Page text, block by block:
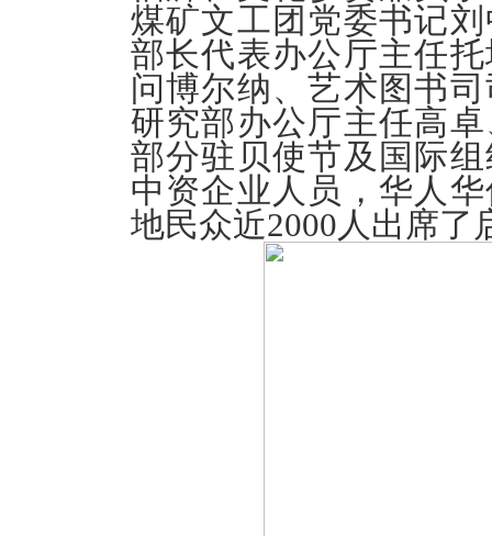
煤矿文工团党委书记
部长代表办公厅主任
问博尔纳、艺术图书
研究部办公厅主任高
部分驻贝使节及国际
中资企业人员，华人
地民众近2000人出席了